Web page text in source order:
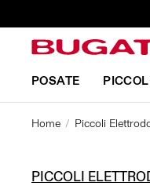
POSATE
Home Piccoli
PICCOLI